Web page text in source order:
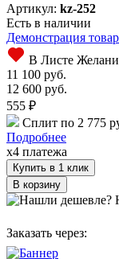
Артикул: kz-252
Есть в наличии
Демонстрация
В Листе
11 100 руб.
12 600 руб.
555 ₽
Сплит по 2 775
Подробнее
x4 платежа
Купить в 1 клик
Заказать через: